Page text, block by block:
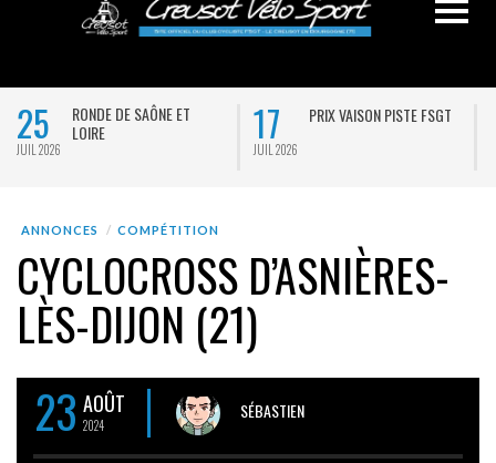
25
JUIL 2026
RONDE DE SAÔNE ET
LOIRE
17
JUIL 2026
PRIX VAISON PISTE FSGT
ANNONCES COMPÉTITION
CYCLOCROSS D’ASNIÈRES-
LÈS-DIJON (21)
23 AOÛT
2024
SÉBASTIEN